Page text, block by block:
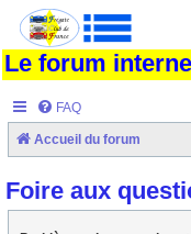
Le forum
FAQ
Accueil du forum
Foire aux